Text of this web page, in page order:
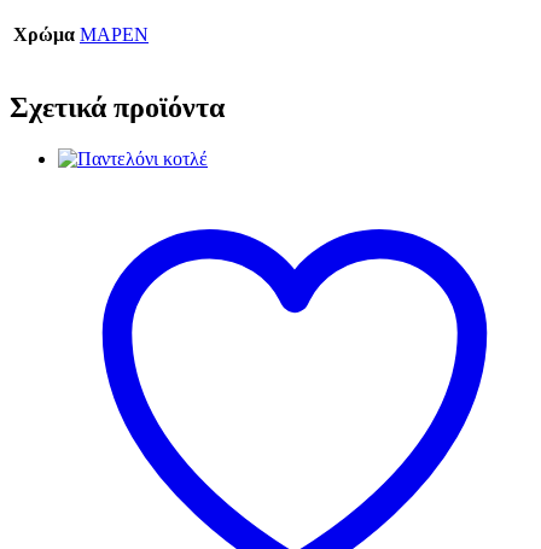
Χρώμα ΜΑΡΕΝ
Σχετικά προϊόντα